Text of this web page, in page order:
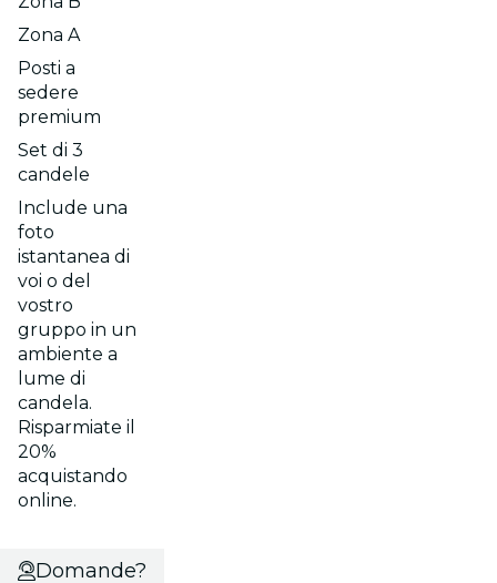
Zona A
Posti a
sedere
premium
Set di 3
candele
Include una
foto
istantanea di
voi o del
vostro
gruppo in un
ambiente a
lume di
candela.
Risparmiate il
20%
acquistando
online.
Domande?